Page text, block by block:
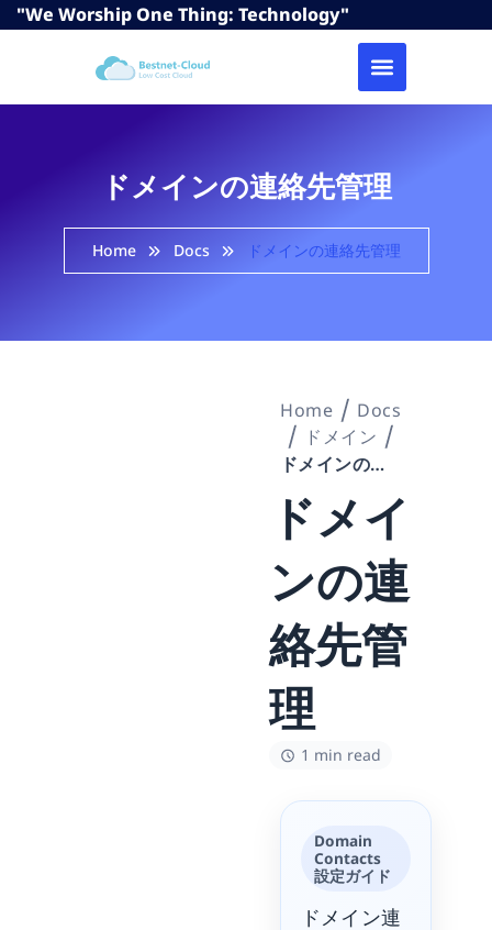
"We Worship One Thing: Technology"
ドメインの連絡先管理
Home Docs ドメインの連絡先管理
Home
Docs
ドメイン
ドメインの連絡先管理
ドメイ
ンの連
絡先管
理
1 min read
Domain
Contacts
設定ガイド
ドメイン連